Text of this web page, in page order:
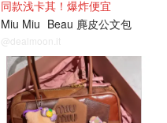
同款浅卡其！爆炸便宜
Miu Miu Beau 麂皮公文包
@dealmoon.it